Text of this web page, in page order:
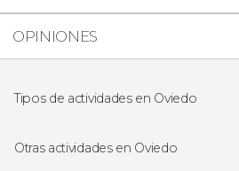
OPINIONES
Tipos de actividades en Oviedo
Free tours en Oviedo
Otras actividades en Oviedo